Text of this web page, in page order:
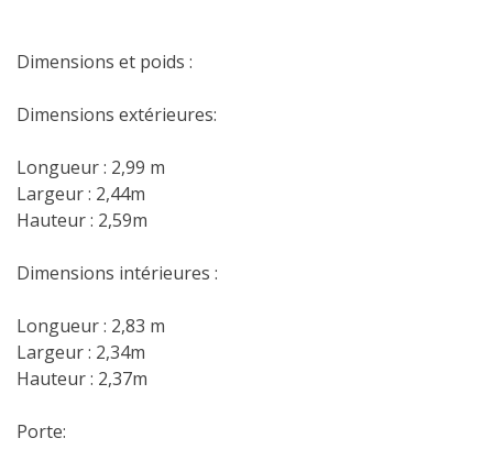
Dimensions et poids :
Dimensions extérieures:
Longueur : 2,99 m
Largeur : 2,44m
Hauteur : 2,59m
Dimensions intérieures :
Longueur : 2,83 m
Largeur : 2,34m
Hauteur : 2,37m
Porte: